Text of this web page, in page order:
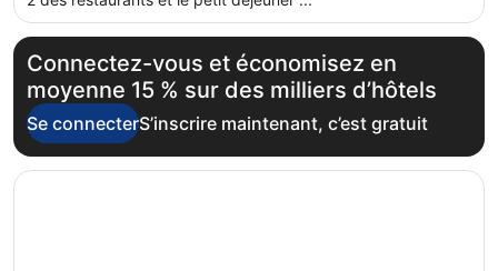
Connectez-vous et économisez en
moyenne 15 % sur des milliers d’hôtels
Se connecterS’inscrire maintenant, c’est gratuit
S’ouvre dans une nouvelle fenêtre
Sunworld Hotel Beijing Wangfujing